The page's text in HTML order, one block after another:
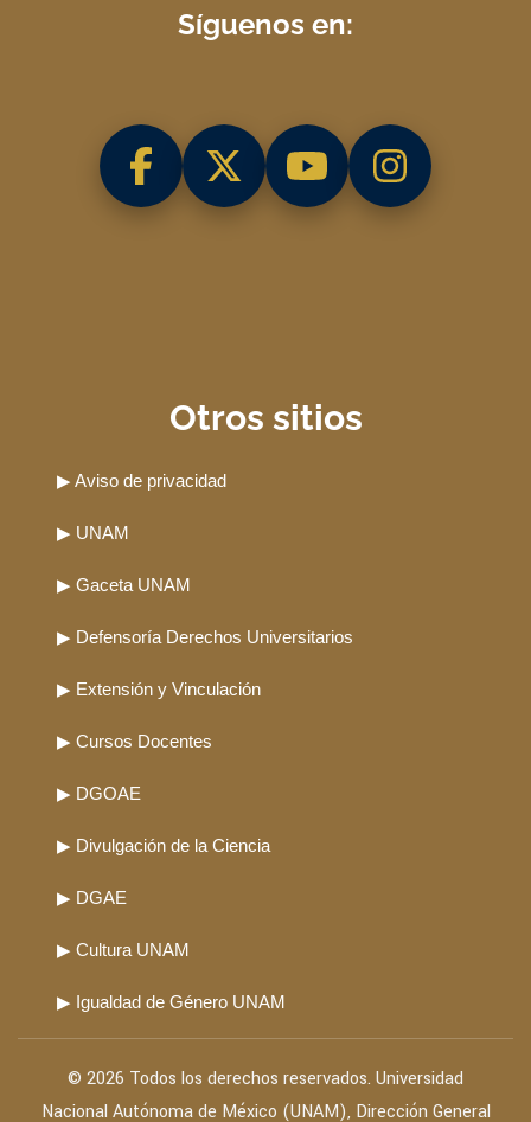
Síguenos en:
Otros sitios
▶ Aviso de privacidad
▶ UNAM
▶ Gaceta UNAM
▶ Defensoría Derechos Universitarios
▶ Extensión y Vinculación
▶ Cursos Docentes
▶ DGOAE
▶ Divulgación de la Ciencia
▶ DGAE
▶ Cultura UNAM
▶ Igualdad de Género UNAM
© 2026 Todos los derechos reservados. Universidad
Nacional Autónoma de México (UNAM), Dirección General